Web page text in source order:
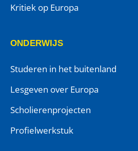
Kritiek op Europa
ONDERWIJS
Studeren in het buitenland
Lesgeven over Europa
Scholierenprojecten
Profielwerkstuk